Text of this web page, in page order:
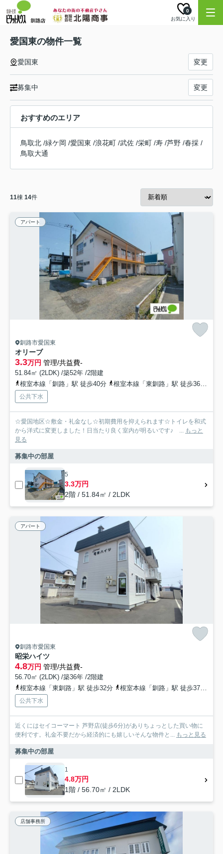
お気に入り
0
愛国東の物件一覧
愛国東 変更
募集中 変更
おすすめのエリア
鳥取北 /緑ケ岡 /愛国東 /浪花町 /武佐 /栄町 /寿 /芦野 /春採 /
鳥取大通
11棟 14件
アパート
釧路市愛国東
オリーブ
3.3万円 管理/共益費-
51.84㎡ (2LDK) /築52年 /2階建
根室本線「釧路」駅 徒歩40分
根室本線「東釧路」駅 徒歩36分
公共下水
☆愛国地区☆敷金・礼金なし☆初期費用を抑えられます☆トイレを和式
から洋式に変更しました！日当たり良く室内が明るいです♪ ... もっと
見る
募集中の部屋
5
3.3万円
2階 / 51.84㎡ / 2LDK
アパート
釧路市愛国東
昭栄ハイツ
4.8万円 管理/共益費-
56.70㎡ (2LDK) /築36年 /2階建
根室本線「東釧路」駅 徒歩32分
根室本線「釧路」駅 徒歩37分
公共下水
近くにはセイコーマート 芦野店(徒歩6分)がありちょっとした買い物に
便利です。礼金不要だから経済的にも嬉しいそんな物件と... もっと見る
募集中の部屋
1
4.8万円
1階 / 56.70㎡ / 2LDK
店舗事務所